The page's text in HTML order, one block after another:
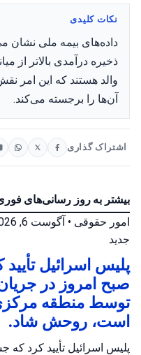
نکات کلیدی
والد هستند که این امر
آن‌ها را برجسته می‌کند.
اشتراک گذاری
بیشتر به روز رسانی‌های
امور حقوقی • آگوست 6, 2026 at 6:26 ب.ظ
جدید
پلیس اسرائیل
صبح امروز در
توسط منطقه
است، روحش شاد.
پلیس اسرائیل تأیید کرد که